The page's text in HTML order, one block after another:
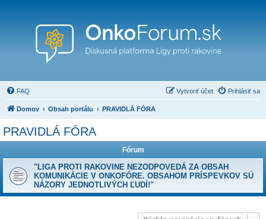
FAQ Prihlásiť sa
Vytvoriť účet
Domov Obsah portálu PRAVIDLÁ FÓRA
PRAVIDLÁ FÓRA
Fórum
"LIGA PROTI RAKOVINE NEZODPOVEDÁ ZA OBSAH
KOMUNIKÁCIE V ONKOFÓRE. OBSAHOM PRÍSPEVKOV SÚ
NÁZORY JEDNOTLIVÝCH ĽUDÍ!"